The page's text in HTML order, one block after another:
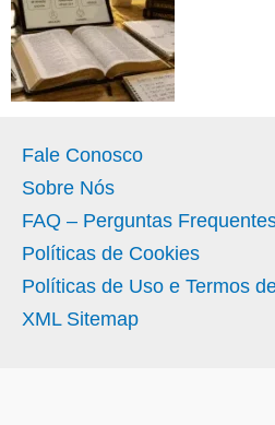
Fale Conosco
Sobre Nós
FAQ – Perguntas
Políticas de Cookies
Políticas de Uso e Termos
XML Sitemap